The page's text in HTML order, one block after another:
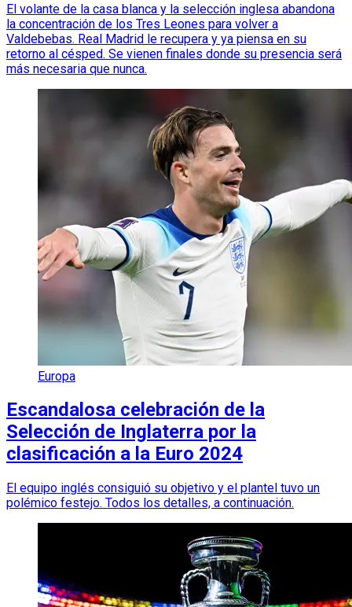
El volante de la casa blanca y la selección inglesa abandona
la concentración de los Tres Leones para volver a
Valdebebas. Real Madrid le recupera y ya piensa en su
retorno al césped. Se vienen finales donde su presencia será
más necesaria que nunca.
Europa
Escandalosa celebración de la
Selección de Inglaterra por la
clasificación a la Euro 2024
El equipo inglés consiguió su objetivo y el plantel tuvo un
polémico festejo. Todos los detalles, a continuación.